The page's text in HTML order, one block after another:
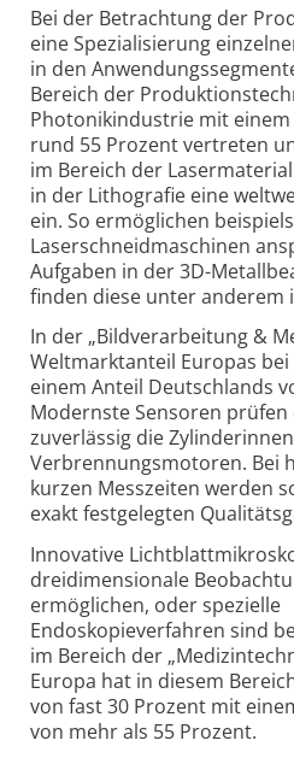
Bei der Betrachtung der
eine Spezialisierung
in den
Bereich der
Photonikindustrie mit
rund 55 Prozent vertreten
im Bereich der
in der Lithografie eine
ein. So ermöglichen
Laserschneidmaschinen
Aufgaben in der 3D-
finden diese unter anderem
In der „Bildverarbeitung &
Weltmarktanteil Europas
einem Anteil Deutschlands
Modernste Sensoren
zuverlässig die
Verbrennungsmotoren. Bei
kurzen Messzeiten werden
exakt festgelegten
Innovative
dreidimensionale
ermöglichen, oder spezielle
Endoskopieverfahren sind
im Bereich der
Europa hat in diesem
von fast 30 Prozent mit
von mehr als 55 Prozent.